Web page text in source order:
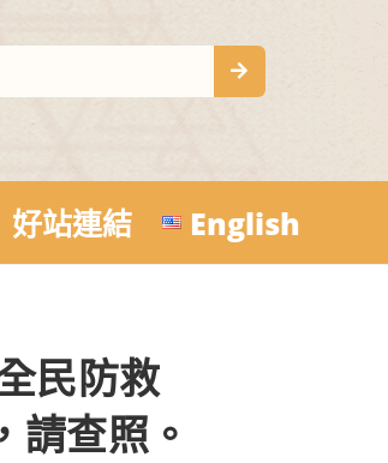
好站連結 English
民防救
查照。